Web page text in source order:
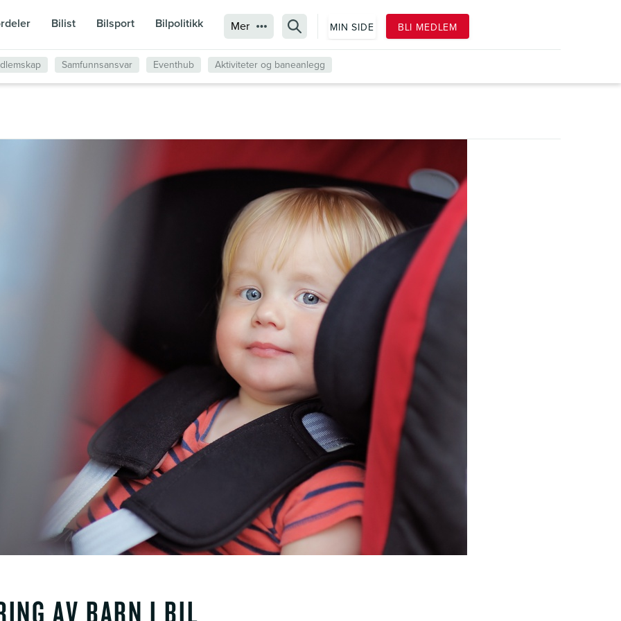
Bilist Bilsport Bilpolitikk Mer Søk MIN SIDE BLI MEDLEM
Samfunnsansvar Eventhub Aktiviteter og baneanlegg
AV BARN I BIL